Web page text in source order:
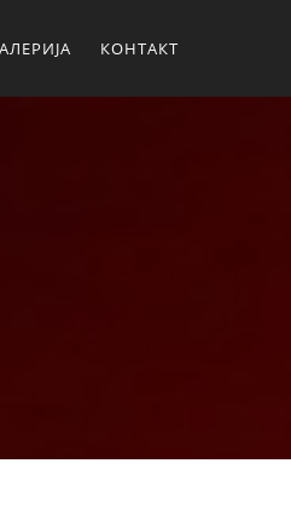
КОНТАКТ